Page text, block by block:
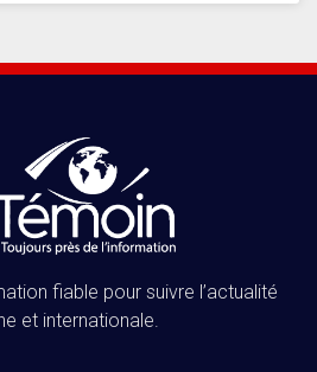
fiable pour suivre l’actualité
et internationale.